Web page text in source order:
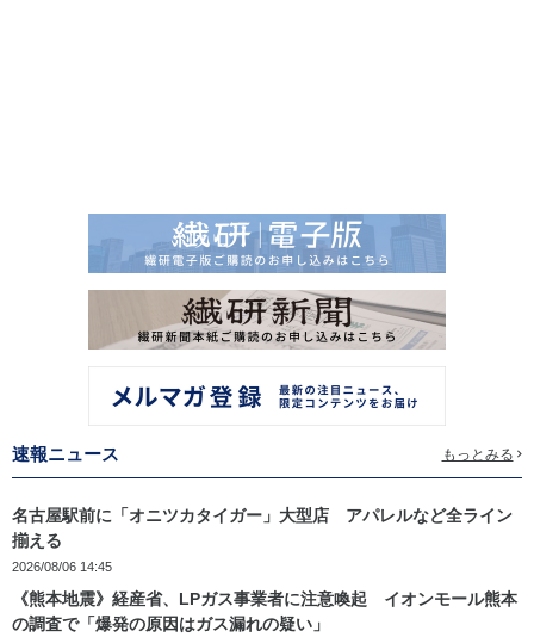
速報ニュース もっとみる
名古屋駅前に「オニツカタイガー」大型店 アパレルなど全ライン
揃える
2026/08/06 14:45
《熊本地震》経産省、LPガス事業者に注意喚起 イオンモール熊本
の調査で「爆発の原因はガス漏れの疑い」